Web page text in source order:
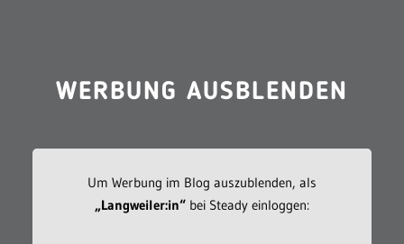
WERBUNG AUSBLENDEN
Um Werbung im Blog auszublenden, als
„Langweiler:in“bei Steady einloggen: